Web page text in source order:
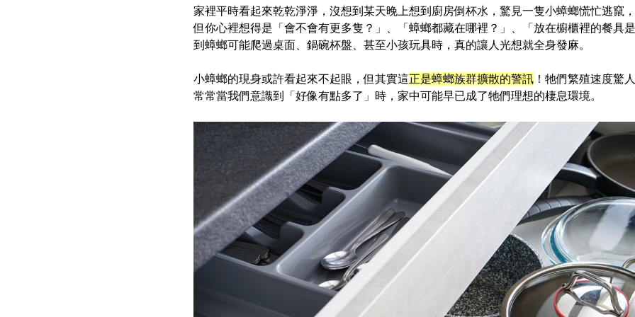
家裡平時看起來乾乾淨淨，沒想到某天晚上想到廚房倒杯水，驚見一隻小蟑螂慌忙逃竄
但你心裡想得是「會不會有更多隻？」、「蟑螂都藏在哪裡？」、「放在櫥櫃裡的餐具
到蟑螂可能爬過桌面、鍋碗杯盤、甚至小孩玩具時，真的讓人光想就全身發麻。
小蟑螂的現身或許看起來不起眼，但其實這正是蟑螂族群擴散的警訊！牠們繁殖速度驚
常常當我們意識到「好像有點多了」時，家中可能早已成了牠們理想的棲息環境。